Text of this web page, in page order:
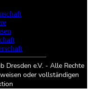
Dresden e.V. - Alle Rechte
oder vollständigen